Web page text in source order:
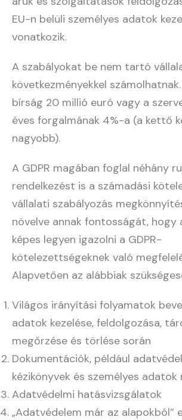
EU-n belüli személyes adatok
vonatkozik.
A szabályokat be nem tartó
következményekkel
bírság 20 millió euró vagy a
éves forgalmának 4%-a (a kettő
nagyobb).
A GDPR magában foglal néhány
rendelkezést is a számadási
vállalati szabályozás
növelve annak fontosságát, hogy
képes legyen igazolni a GDPR-
kötelezettségeknek való
Alapvetően az alábbiak
Világos irányítási folyamatok
adatok kezelése, feldolgozása,
megőrzése és törlése során
Dokumentációk, például
kézikönyvek és személyes
Adatvédelmi hatásvizsgálatok
„Adatvédelem már az alapokból”